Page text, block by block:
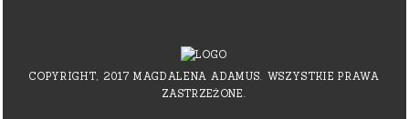
COPYRIGHT, 2017 MAGDALENA ADAMUS. WSZYSTKIE PRAWA
ZASTRZEŻONE.